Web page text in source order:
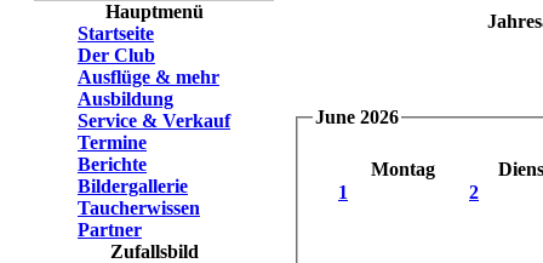
Hauptmenü
Startseite
Der Club
Ausflüge & mehr
Ausbildung
Service & Verkauf
Termine
Berichte
Bildergallerie
Taucherwissen
Partner
Zufallsbild
June 2026
Montag
1
2